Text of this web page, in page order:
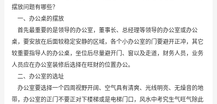
摆放问题有哪些？
一、办公桌的摆放
首先最重要的是领导的办公室，董事长、总经理等领导的办公室或办公
桌，要安放在后面较稳定安静的区域，各个小办公室的门要避开正冲，其它
较重要指导人的办公桌，坐位后尽量避开门、窗以及走道，财务人员，业务
人员应在办公室装修后选择在旺财的位置办公。
二、办公室的选址
办公室要选择一个四周视野开阔、空气具有清爽、光线明亮、无燥音的地
带，办公室的正门不要正对下楼梯或是电梯门口，风水中考究生气旺气除此